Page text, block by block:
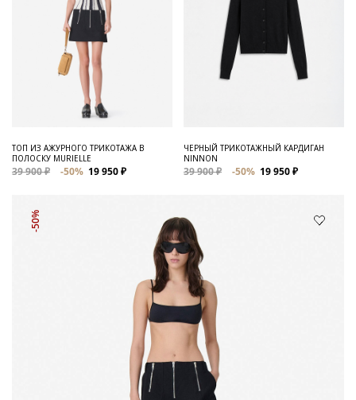
ТОП ИЗ АЖУРНОГО ТРИКОТАЖА В
ПОЛОСКУ MURIELLE
39 900 ₽ -50% 19 950 ₽
ЧЕРНЫЙ ТРИКОТАЖНЫЙ КАРДИГАН
NINNON
39 900 ₽ -50% 19 950 ₽
-50%